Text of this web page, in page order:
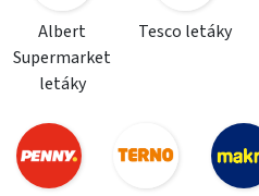
Albert
Supermarket
letáky
Tesco letáky